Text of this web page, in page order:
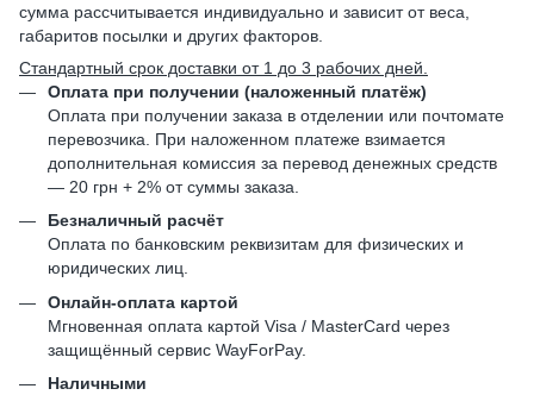
сумма рассчитывается индивидуально и зависит от веса,
габаритов посылки и других факторов.
Стандартный срок доставки от 1 до 3 рабочих дней.
Оплата при получении (наложенный платёж)
Оплата при получении заказа в отделении или почтомате
перевозчика. При наложенном платеже взимается
дополнительная комиссия за перевод денежных средств
— 20 грн + 2% от суммы заказа.
Безналичный расчёт
Оплата по банковским реквизитам для физических и
юридических лиц.
Онлайн-оплата картой
Мгновенная оплата картой Visa / MasterCard через
защищённый сервис WayForPay.
Наличными